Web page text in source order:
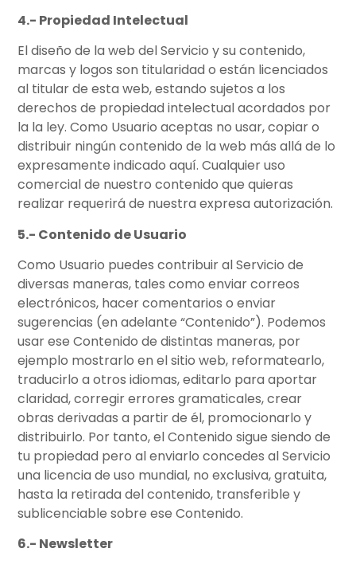
4.- Propiedad Intelectual
El diseño de la web del Servicio y su contenido,
marcas y logos son titularidad o están licenciados
al titular de esta web, estando sujetos a los
derechos de propiedad intelectual acordados por
la la ley. Como Usuario aceptas no usar, copiar o
distribuir ningún contenido de la web más allá de lo
expresamente indicado aquí. Cualquier uso
comercial de nuestro contenido que quieras
realizar requerirá de nuestra expresa autorización.
5.- Contenido de Usuario
Como Usuario puedes contribuir al Servicio de
diversas maneras, tales como enviar correos
electrónicos, hacer comentarios o enviar
sugerencias (en adelante “Contenido”). Podemos
usar ese Contenido de distintas maneras, por
ejemplo mostrarlo en el sitio web, reformatearlo,
traducirlo a otros idiomas, editarlo para aportar
claridad, corregir errores gramaticales, crear
obras derivadas a partir de él, promocionarlo y
distribuirlo. Por tanto, el Contenido sigue siendo de
tu propiedad pero al enviarlo concedes al Servicio
una licencia de uso mundial, no exclusiva, gratuita,
hasta la retirada del contenido, transferible y
sublicenciable sobre ese Contenido.
6.- Newsletter